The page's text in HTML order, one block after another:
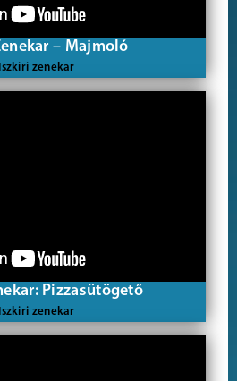
– Majmoló
Iszkiri zenekar
Pizzasütögető
Iszkiri zenekar